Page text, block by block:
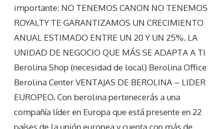
importante: NO TENEMOS CANON NO TENEMOS
ROYALTY TE GARANTIZAMOS UN CRECIMIENTO
ANUAL ESTIMADO ENTRE UN 20 Y UN 25%. LA
UNIDAD DE NEGOCIO QUE MÁS SE ADAPTA A TI
Berolina Shop (necesidad de local) Berolina Office
Berolina Center VENTAJAS DE BEROLINA – LIDER
EUROPEO. Con berolina pertenecerás a una
compañía líder en Europa que está presente en 22
países de la unión europea y cuenta con más de